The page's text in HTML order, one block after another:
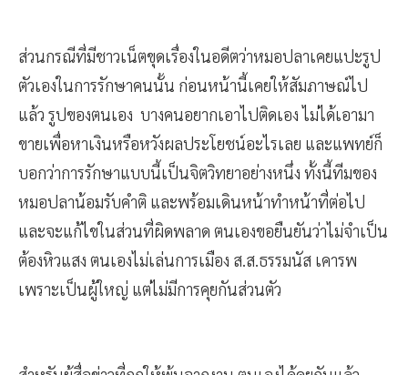
ส่วนกรณีที่มีชาวเน็ตขุดเรื่องในอดีตว่าหมอปลาเคยแปะรูป
ตัวเองในการรักษาคนนั้น ก่อนหน้านี้เคยให้สัมภาษณ์ไป
แล้ว รูปของตนเอง บางคนอยากเอาไปติดเอง ไม่ได้เอามา
ขายเพื่อหาเงินหรือหวังผลประโยชน์อะไรเลย และแพทย์ก็
บอกว่าการรักษาแบบนี้เป็นจิตวิทยาอย่างหนึ่ง ทั้งนี้ทีมของ
หมอปลาน้อมรับคำติ และพร้อมเดินหน้าทำหน้าที่ต่อไป
และจะแก้ไขในส่วนที่ผิดพลาด ตนเองขอยืนยันว่าไม่จำเป็น
ต้องหิวแสง ตนเองไม่เล่นการเมือง ส.ส.ธรรมนัส เคารพ
เพราะเป็นผู้ใหญ่ แต่ไม่มีการคุยกันส่วนตัว